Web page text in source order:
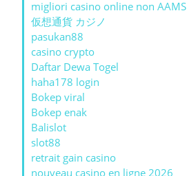
migliori casino online non AAMS
仮想通貨 カジノ
pasukan88
casino crypto
Daftar Dewa Togel
haha178 login
Bokep viral
Bokep enak
Balislot
slot88
retrait gain casino
nouveau casino en ligne 2026